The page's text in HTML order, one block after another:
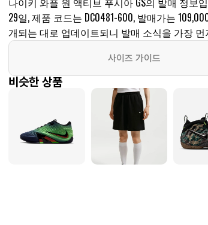
29일, 제품 코드는 DC0481-600, 발매가는
개되는 대로 업데이트되니 발매 소식을 가장
사이즈 가이드
비슷한 상품